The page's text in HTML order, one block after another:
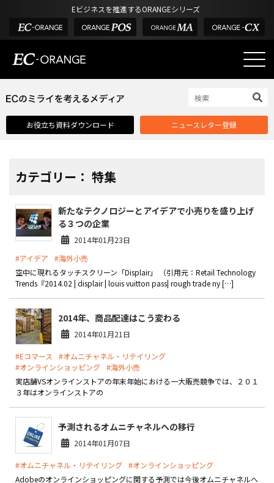
Eビジネスを推進するORANGEシリーズ
選ばれる理由
課題解決例
外部サービス連携
インフラ環境・サポート
費用
製品
特長
ショッピングモール型 EC
マルチテナント、マルチブランドなど
通販受注対応
ECと通販の連動を可能に
スクラッチ開発
ライセンス契約
お役立ち資料ダウンロード ニュースレター登録
カテゴリー： 特集
新たなテクノロジーとアイデアで小売りを盛り上げ
る３つの企業
2014年01月23日
#アイデア
#海外小売
空中に現れるタッチスクリーン「Displair」 （引用元：Retail Technology
Trends『2014.02 | displair | louis vuitton pass| rough trade ny […]
2014年、商品配達はこう変わる
2014年01月21日
#Eコマース
#オムニチャネル・リテイリング
#オンラインショッピング #海外小売
実店舗VSオンラインストアの年末年始における一大販売競争では、２０１
３年はオンラインストアの
予測されるオムニチャネルへの移行
2014年01月07日
#オムニチャネル・リテイリング #オンラインショッピング
Adobeのオンラインショッピングに関する予測では今後オムニチャネルへ